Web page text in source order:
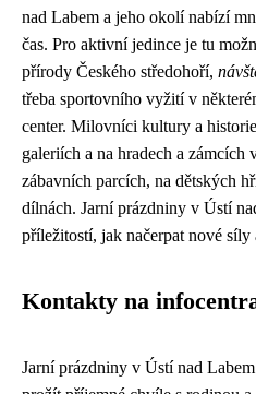
nad Labem a jeho okolí nabízí
čas. Pro aktivní jedince je tu
přírody Českého středohoří,
třeba sportovního vyžití v
center. Milovníci kultury a
galeriích a na hradech a
zábavních parcích, na dětských
dílnách. Jarní prázdniny v Ústí
příležitostí, jak načerpat nové síly
Kontakty na
Jarní prázdniny v Ústí nad